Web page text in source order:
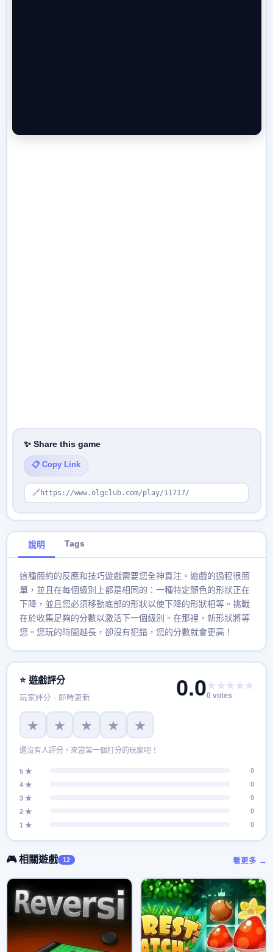
✨ Share this game
📋 Copy Link
🔗 https://www.olgclub.com/play/11717/
說明 Tags
這種簡約的反應和技巧遊戲需要您全神貫注。遊戲的過程很簡
單，並且在每個級別上都是相同的：一種特定顏色的形狀正在
下降，並且您必須移動底部的形狀以使下降的形狀相等。挑戰
在於收集足夠的分數以激活下一個級別。在那裡，新形狀將等
您。您玩的時間越長，卻沒有犯錯，您的分數就會更高！
⭐ 遊戲評分
玩家評分 · 即時更新 0.0★★★★★
0 votes
★ ★ ★ ★ ★
還沒有人評分，來當第一個打分的玩家吧！
5 ★
0
4 ★
0
3 ★
0
2 ★
0
1 ★
0
🎮 相關遊戲 12 看更多 →